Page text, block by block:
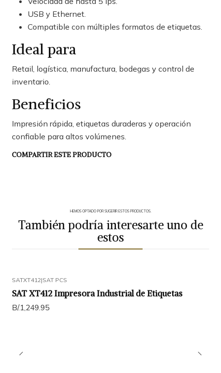
USB y Ethernet.
Compatible con múltiples formatos de etiquetas.
Ideal para
Retail, logística, manufactura, bodegas y control de
inventario.
Beneficios
Impresión rápida, etiquetas duraderas y operación
confiable para altos volúmenes.
COMPARTIR ESTE PRODUCTO
HEMOS OPTADO POR SUGERIR ESTOS PRODUCTOS.
También podría interesarte uno de
estos
SATXT412|SAT PCS
SAT XT412 Impresora Industrial de Etiquetas
B/.1,249.95